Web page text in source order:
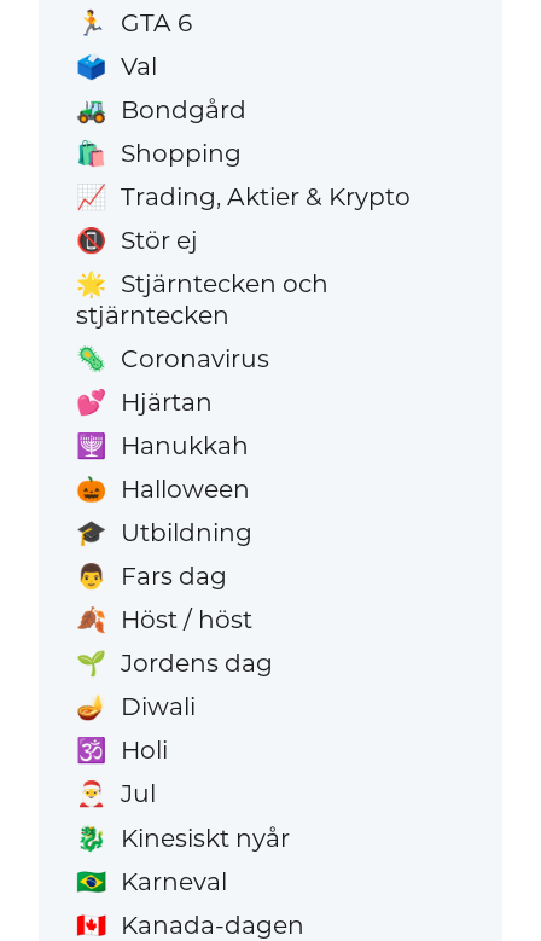
🏃 GTA 6
🗳️ Val
🚜 Bondgård
🛍️ Shopping
📈 Trading, Aktier & Krypto
📵 Stör ej
🌟 Stjärntecken och
stjärntecken
🦠 Coronavirus
💕 Hjärtan
🕎 Hanukkah
🎃 Halloween
🎓 Utbildning
👨 Fars dag
🍂 Höst / höst
🌱 Jordens dag
🪔 Diwali
🕉️ Holi
🎅 Jul
🐉 Kinesiskt nyår
🇧🇷 Karneval
🇨🇦 Kanada-dagen